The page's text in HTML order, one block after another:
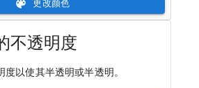
更改颜色
不透明度
度以使其半透明或半透明。